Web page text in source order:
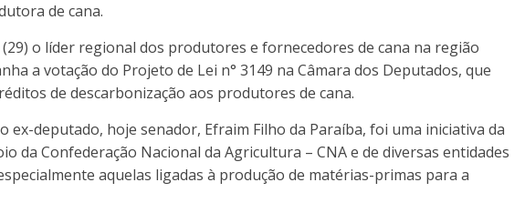
de cana.
o líder regional dos produtores e fornecedores de cana na região
a votação do Projeto de Lei n° 3149 na Câmara dos Deputados, que
de descarbonização aos produtores de cana.
ex-deputado, hoje senador, Efraim Filho da Paraíba, foi uma iniciativa da
da Confederação Nacional da Agricultura – CNA e de diversas entidades
aquelas ligadas à produção de matérias-primas para a